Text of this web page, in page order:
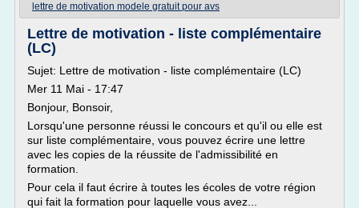
lettre de motivation modele gratuit pour avs
Lettre de motivation - liste complémentaire
(LC)
Sujet: Lettre de motivation - liste complémentaire (LC)
Mer 11 Mai - 17:47
Bonjour, Bonsoir,
Lorsqu'une personne réussi le concours et qu'il ou elle est
sur liste complémentaire, vous pouvez écrire une lettre
avec les copies de la réussite de l'admissibilité en
formation.
Pour cela il faut écrire à toutes les écoles de votre région
qui fait la formation pour laquelle vous avez...